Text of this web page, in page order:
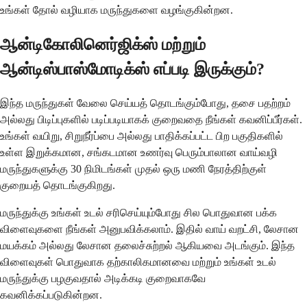
உங்கள் தோல் வழியாக மருந்துகளை வழங்குகின்றன.
ஆன்டிகோலினெர்ஜிக்ஸ் மற்றும்
ஆன்டிஸ்பாஸ்மோடிக்ஸ் எப்படி இருக்கும்?
இந்த மருந்துகள் வேலை செய்யத் தொடங்கும்போது, தசை பதற்றம்
அல்லது பிடிப்புகளில் படிப்படியாகக் குறைவதை நீங்கள் கவனிப்பீர்கள்.
உங்கள் வயிறு, சிறுநீர்ப்பை அல்லது பாதிக்கப்பட்ட பிற பகுதிகளில்
உள்ள இறுக்கமான, சங்கடமான உணர்வு பெரும்பாலான வாய்வழி
மருந்துகளுக்கு 30 நிமிடங்கள் முதல் ஒரு மணி நேரத்திற்குள்
குறையத் தொடங்குகிறது.
மருந்துக்கு உங்கள் உடல் சரிசெய்யும்போது சில பொதுவான பக்க
விளைவுகளை நீங்கள் அனுபவிக்கலாம். இதில் வாய் வறட்சி, லேசான
மயக்கம் அல்லது லேசான தலைச்சுற்றல் ஆகியவை அடங்கும். இந்த
விளைவுகள் பொதுவாக தற்காலிகமானவை மற்றும் உங்கள் உடல்
மருந்துக்கு பழகுவதால் அடிக்கடி குறைவாகவே
கவனிக்கப்படுகின்றன.